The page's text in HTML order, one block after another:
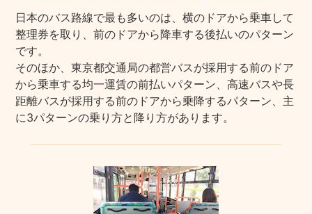
日本のバス路線で最も多いのは、横のドアから乗車して
整理券を取り、前のドアから降車する後払いのパターン
です。
そのほか、東京都交通局の都営バスが採用する前のドア
から乗車する均一運賃の前払いパターン、高速バスや長
距離バスが採用する前のドアから乗降するパターン、主
に3パターンの乗り方と降り方があります。